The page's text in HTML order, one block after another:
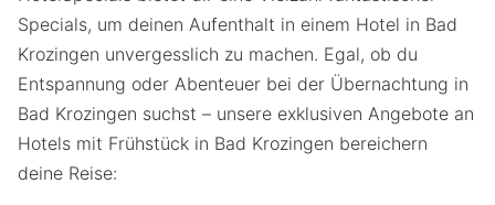
Specials, um deinen Aufenthalt in einem Hotel in Bad
Krozingen unvergesslich zu machen. Egal, ob du
Entspannung oder Abenteuer bei der Übernachtung in
Bad Krozingen suchst – unsere exklusiven Angebote an
Hotels mit Frühstück in Bad Krozingen bereichern
deine Reise: